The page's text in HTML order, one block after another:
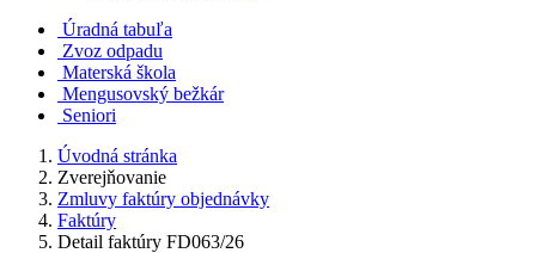
Úradná tabuľa
Zvoz odpadu
Materská škola
Mengusovský bežkár
Seniori
Úvodná stránka
Zverejňovanie
Zmluvy faktúry objednávky
Faktúry
Detail faktúry FD063/26